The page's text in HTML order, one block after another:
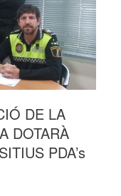
DE LA
DOTARÀ
PDA’s